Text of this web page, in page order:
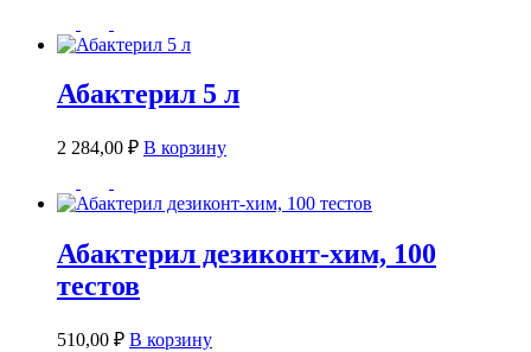
Абактерил 5 л
2 284,00 ₽ В корзину
Абактерил дезиконт-хим, 100
тестов
510,00 ₽ В корзину